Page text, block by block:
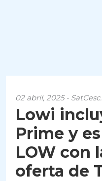
02 abril, 2025 -
Lowi
Prime y
LOW con
oferta de